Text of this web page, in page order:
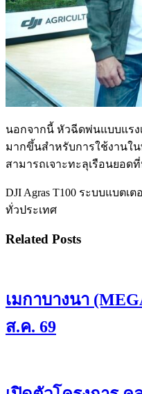
นอกจากนี้ หัวฉีดพ่นแบบแรง
มากขึ้นสำหรับการใช้งานใ
สามารถเจาะทะลุเรือนยอ
DJI Agras T100 ระบบแบต
ทั่วประเทศ
Related Posts
เมกาบางนา
ส.ค. 69